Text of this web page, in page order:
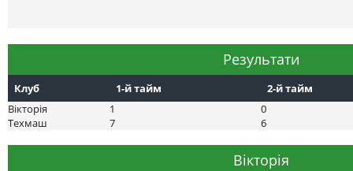
Результати
Клуб 1-й тайм
2-й тайм
Вікторія
1
0
Техмаш
7 6
Вікторія